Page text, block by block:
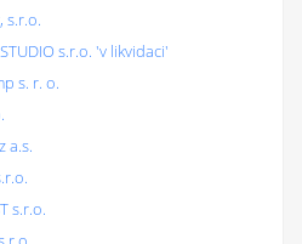
s.r.o.
s.r.o. 'v likvidaci'
s. r. o.
a.s.
s.r.o.